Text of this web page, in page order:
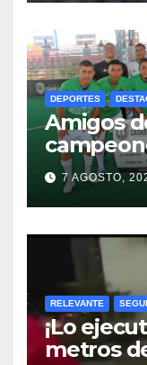
DEPORTES
Amigos
“Perros
7 AGOSTO,
RELEVANTE
¡Lo
metros